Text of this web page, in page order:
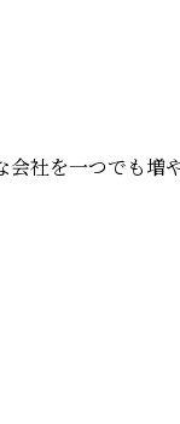
社を一つでも増や